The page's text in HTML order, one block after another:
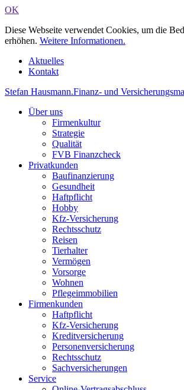
OK
Diese Webseite verwendet Cookies, um die
erhöhen. Weitere Informationen.
Aktuelles
Kontakt
Stefan Hausmann.Finanz- und
Über uns
Firmenkultur
Strategie
Qualität
FVB Finanzcheck
Privatkunden
Baufinanzierung
Gesundheit
Haftpflicht
Hobby
Kfz-Versicherung
Rechtsschutz
Reisen
Tierhalter
Vermögen
Vorsorge
Wohnen
Pflegeimmobilien
Firmenkunden
Haftpflicht
Kfz-Versicherung
Kreditversicherung
Personenversicherung
Rechtsschutz
Sachversicherungen
Service